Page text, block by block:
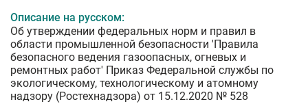
Описание на русском:
Об утверждении федеральных норм и правил в
области промышленной безопасности 'Правила
безопасного ведения газоопасных, огневых и
ремонтных работ' Приказ Федеральной службы по
экологическому, технологическому и атомному
надзору (Ростехнадзора) от 15.12.2020 № 528